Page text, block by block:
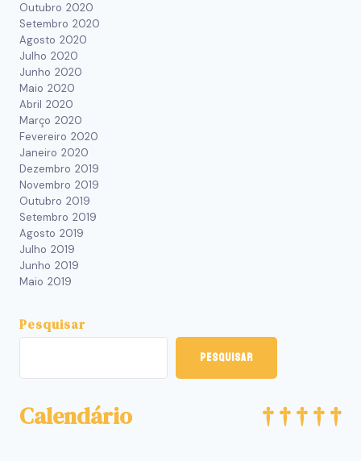
Outubro 2020
Setembro 2020
Agosto 2020
Julho 2020
Junho 2020
Maio 2020
Abril 2020
Março 2020
Fevereiro 2020
Janeiro 2020
Dezembro 2019
Novembro 2019
Outubro 2019
Setembro 2019
Agosto 2019
Julho 2019
Junho 2019
Maio 2019
Pesquisar
Pesquisar
Calendário